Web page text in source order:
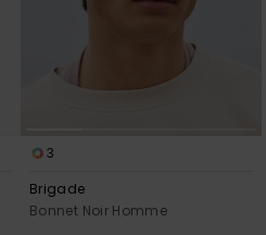
3
Brigade
Bonnet Noir Homme